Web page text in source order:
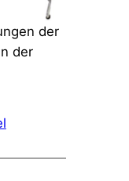
der
der